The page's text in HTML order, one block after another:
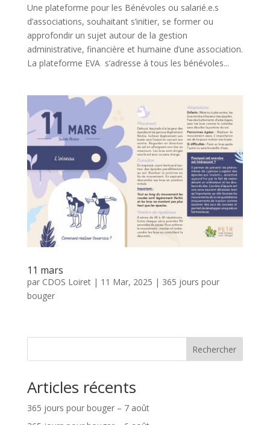
Une plateforme pour les Bénévoles ou salarié.e.s
d’associations, souhaitant s’initier, se former ou
approfondir un sujet autour de la gestion
administrative, financière et humaine d’une association.
La plateforme EVA s’adresse à tous les bénévoles...
11 mars
par CDOS Loiret| 11 Mar, 2025 | 365 jours pour
bouger
Rechercher
Articles récents
365 jours pour bouger – 7 août